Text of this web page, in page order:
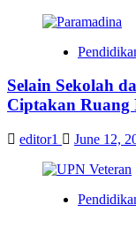
Selain Sekolah
Ciptakan Ruang
editor1 June 12,